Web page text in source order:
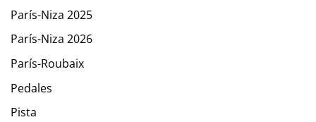
París-Niza 2025
París-Niza 2026
París-Roubaix
Pedales
Pista